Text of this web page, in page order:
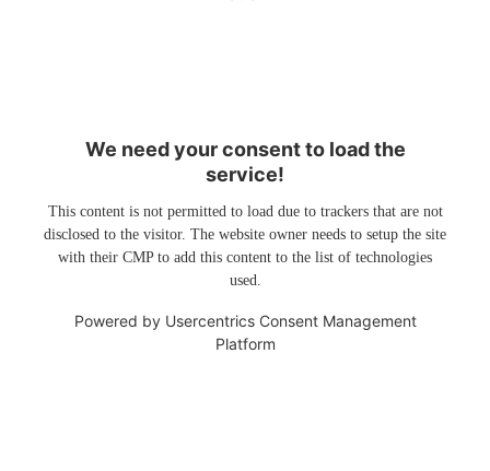
We need your consent to load the
service!
This content is not permitted to load due to trackers that are not
disclosed to the visitor. The website owner needs to setup the site
with their CMP to add this content to the list of technologies
used.
Powered by Usercentrics Consent Management
Platform